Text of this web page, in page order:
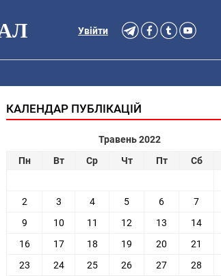
Увійти
КАЛЕНДАР ПУБЛІКАЦІЙ
Травень 2022
Пн
Вт Ср Чт Пт Сб
2
3 4 5 6 7
9
10 11 12 13 14
16
17 18 19 20 21
23
24 25 26 27 28